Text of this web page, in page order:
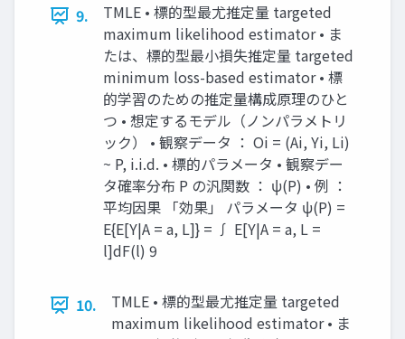
9.
TMLE • 標的型最尤推定量 targeted
maximum likelihood estimator • ま
たは、標的型最小損失推定量 targeted
minimum loss-based estimator • 標
的学習のための推定量構成原理のひと
つ • 想定するモデル（ノンパラメトリ
ック） • 観察データ ： Oi = (Ai, Yi, Li)
~ P, i.i.d. • 標的パラメータ • 観察デー
タ確率分布 P の汎関数 ： ψ(P) • 例 ：
平均因果 「効果」 パラメータ ψ(P) =
E{E[Y|A = a, L]} = ∫ E[Y|A = a, L =
l]dF(l) 9
10.
TMLE • 標的型最尤推定量 targeted
maximum likelihood estimator • ま